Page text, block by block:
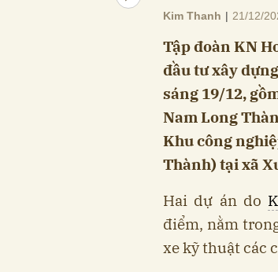
Kim Thanh | 21/12/
Tập đoàn KN
đầu tư xây
sáng 19/12,
Nam Long
Khu công
Thành) tại xã
Hai dự án do
điểm, nằm
xe kỹ thuật các